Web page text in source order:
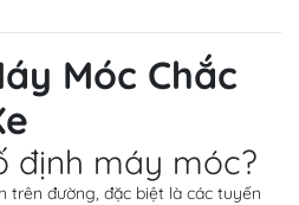
Móc Chắc
định máy móc?
trên đường, đặc biệt là các tuyến